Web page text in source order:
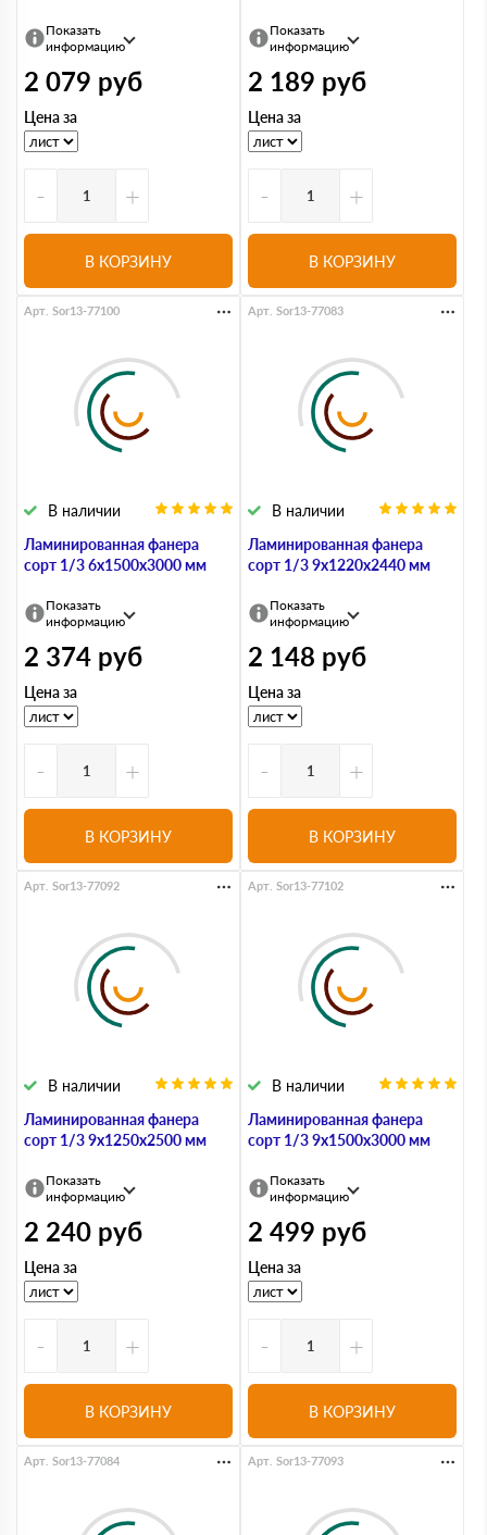
Показать
информацию
2 079 руб
Цена за
- +
В КОРЗИНУ
Показать
информацию
2 189 руб
Цена за
- +
В КОРЗИНУ
Ламинированная фанера
сорт 1/3 6х1500х3000 мм
В наличии
Арт. Sor13-77100
Показать
информацию
2 374 руб
Цена за
- +
В КОРЗИНУ
Ламинированная фанера
сорт 1/3 9х1220х2440 мм
В наличии
Арт. Sor13-77083
Показать
информацию
2 148 руб
Цена за
- +
В КОРЗИНУ
Ламинированная фанера
сорт 1/3 9х1250х2500 мм
В наличии
Арт. Sor13-77092
Показать
информацию
2 240 руб
Цена за
- +
В КОРЗИНУ
Ламинированная фанера
сорт 1/3 9х1500х3000 мм
В наличии
Арт. Sor13-77102
Показать
информацию
2 499 руб
Цена за
- +
В КОРЗИНУ
Арт. Sor13-77084 Арт. Sor13-77093